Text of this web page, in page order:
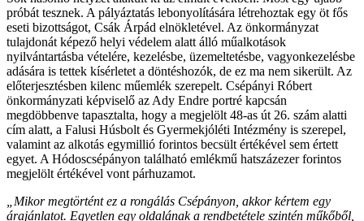
próbát tesznek. A pályáztatás lebonyolítására létrehoztak egy öt fős
eseti bizottságot, Csák Árpád elnökletével. Az önkormányzat
tulajdonát képező helyi védelem alatt álló műalkotások
nyilvántartásba vételére, kezelésbe, üzemeltetésbe, vagyonkezelésbe
adására is tettek kísérletet a döntéshozók, de ez ma nem sikerült. Az
előterjesztésben kilenc műemlék szerepelt. Csépányi Róbert
önkormányzati képviselő az Ady Endre portré kapcsán
megdöbbenve tapasztalta, hogy a megjelölt 48-as út 26. szám alatti
cím alatt, a Falusi Húsbolt és Gyermekjóléti Intézmény is szerepel,
valamint az alkotás egymillió forintos becsült értékével sem értett
egyet. A Hódoscsépányon található emlékmű hatszázezer forintos
megjelölt értékével vont párhuzamot.
„Mikor megtörtént ez a rongálás Csépányon, akkor kértem egy
árajánlatot. Egyetlen egy oldalának a rendbetétele szintén műkőből,